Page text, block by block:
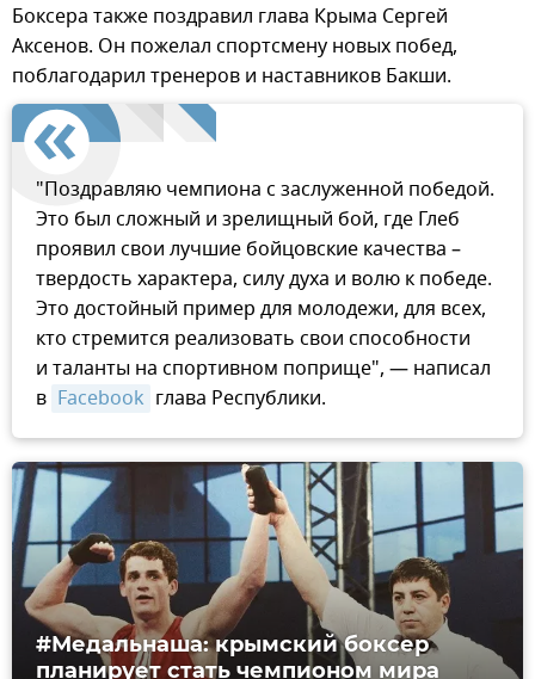
Боксера также поздравил глава Крыма Сергей
Аксенов. Он пожелал спортсмену новых побед,
поблагодарил тренеров и наставников Бакши.
"Поздравляю чемпиона с заслуженной победой.
Это был сложный и зрелищный бой, где Глеб
проявил свои лучшие бойцовские качества –
твердость характера, силу духа и волю к победе.
Это достойный пример для молодежи, для всех,
кто стремится реализовать свои способности
и таланты на спортивном поприще", — написал
в Facebook глава Республики.
#Медальнаша: крымский боксер
планирует стать чемпионом мира